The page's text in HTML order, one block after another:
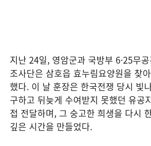
지난 24일, 영암군과 국방부 6·25무
조사단은 삼호읍 효누림요양원을 찾
했다. 이 날 훈장은 한국전쟁 당시 빛
구하고 뒤늦게 수여받지 못했던 유공
접 전달하며, 그 숭고한 희생을 다시
깊은 시간을 만들었다.